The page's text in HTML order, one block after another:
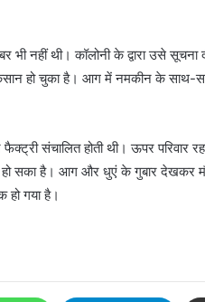
नहीं थी। कॉलोनी के द्वारा उसे सूचना
हो चुका है। आग में नमकीन के साथ-
संचालित होती थी। ऊपर परिवार
सका है। आग और धुएं के गुबार देखकर
गया है।